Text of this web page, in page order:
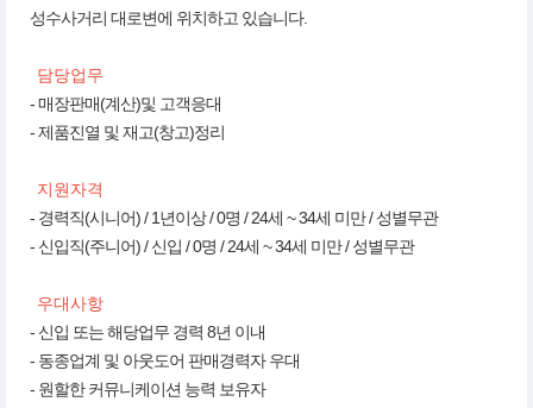
성수사거리 대로변에 위치하고 있습니다.
담당업무
- 매장판매(계산)및 고객응대
- 제품진열 및 재고(창고)정리
지원자격
- 경력직(시니어) / 1년이상 / 0명 / 24세 ~ 34세 미만 / 성별무관
- 신입직(주니어) / 신입 / 0명 / 24세 ~ 34세 미만 / 성별무관
우대사항
- 신입 또는 해당업무 경력 8년 이내
- 동종업계 및 아웃도어 판매경력자 우대
- 원할한 커뮤니케이션 능력 보유자